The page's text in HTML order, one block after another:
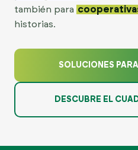
también para
historias.
SOLUCIONES
DESCUBRE EL